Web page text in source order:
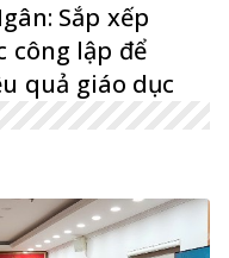
Sắp xếp
công lập để
quả giáo dục